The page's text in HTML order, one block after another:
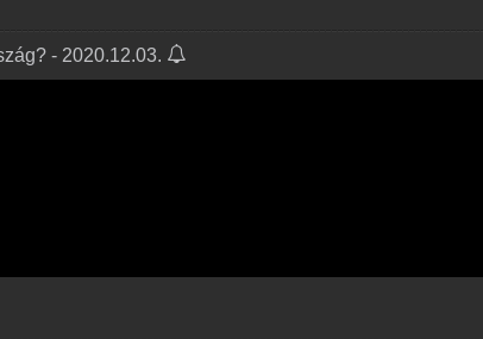
- 2020.12.03.